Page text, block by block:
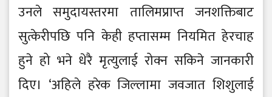
उनले समुदायस्तरमा तालिमप्राप्त जनशक्तिबाट
सुत्केरीपछि पनि केही हप्तासम्म नियमित हेरचाह
हुने हो भने धेरै मृत्युलाई रोक्न सकिने जानकारी
दिए। ‘अहिले हरेक जिल्लामा जवजात शिशुलाई